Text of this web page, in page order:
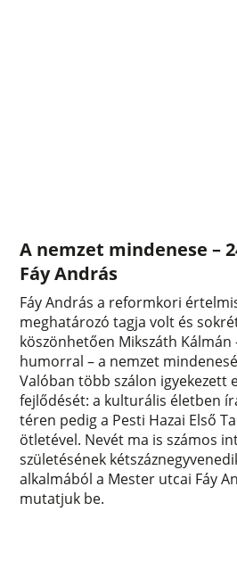
A nemzet mindenese –
Fáy András
Fáy András a reformkori
meghatározó tagja volt és
köszönhetően Mikszáth
humorral – a nemzet
Valóban több szálon igyekezett
fejlődését: a kulturális életben
téren pedig a Pesti Hazai Első
ötletével. Nevét ma is számos
születésének
alkalmából a Mester utcai Fáy
mutatjuk be.